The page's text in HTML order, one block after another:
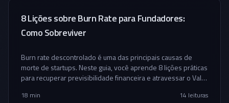
8 Lições sobre Burn Rate para Fundadores:
Como Sobreviver
Burn rate descontrolado é uma das principais causas de
morte de startups. Neste guia, você aprende 8 lições práticas
para recuperar previsibilidade financeira e atravessar o Vale
18 min 14 leituras